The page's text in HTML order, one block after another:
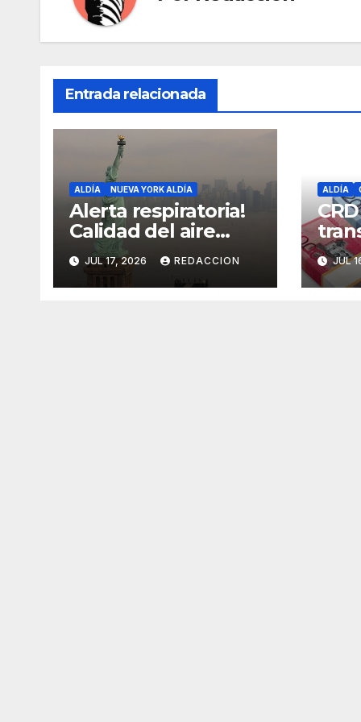
Entrada relacionada
ALDÍA NUEVA YORK ALDÍA
Alerta respiratoria!
Calidad del aire
alcanza niveles
peligrosos en NYC
JUL 17, 2026 REDACCION
ALDÍA
JUL